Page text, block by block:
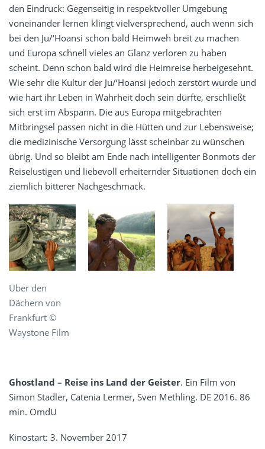
den Eindruck: Gegenseitig in respektvoller Umgebung
voneinander lernen klingt vielversprechend, auch wenn sich
bei den Ju/‘Hoansi schon bald Heimweh breit zu machen
und Europa schnell vieles an Glanz verloren zu haben
scheint. Denn schon bald wird die Heimreise herbeigesehnt.
Wie sehr die Kultur der Ju/‘Hoansi jedoch zerstört wurde und
wie hart ihr Leben in Wahrheit doch sein dürfte, erschließt
sich erst im Abspann. Die aus Europa mitgebrachten
Mitbringsel passen nicht in die Hütten und zur Lebensweise;
die medizinische Versorgung lässt scheinbar zu wünschen
übrig. Und so bleibt am Ende nach intelligenter Bonmots der
Reiselustigen und liebevoll erheiternder Situationen doch ein
ziemlich bitterer Nachgeschmack.
Über den
Dächern von
Frankfurt ©
Waystone Film
Ghostland – Reise ins Land der Geister. Ein Film von
Simon Stadler, Catenia Lermer, Sven Methling. DE 2016. 86
min. OmdU
Kinostart: 3. November 2017